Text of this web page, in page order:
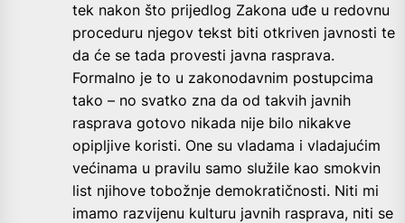
tek nakon što prijedlog Zakona uđe u redovnu
proceduru njegov tekst biti otkriven javnosti te
da će se tada provesti javna rasprava.
Formalno je to u zakonodavnim postupcima
tako – no svatko zna da od takvih javnih
rasprava gotovo nikada nije bilo nikakve
opipljive koristi. One su vladama i vladajućim
većinama u pravilu samo služile kao smokvin
list njihove tobožnje demokratičnosti. Niti mi
imamo razvijenu kulturu javnih rasprava, niti se